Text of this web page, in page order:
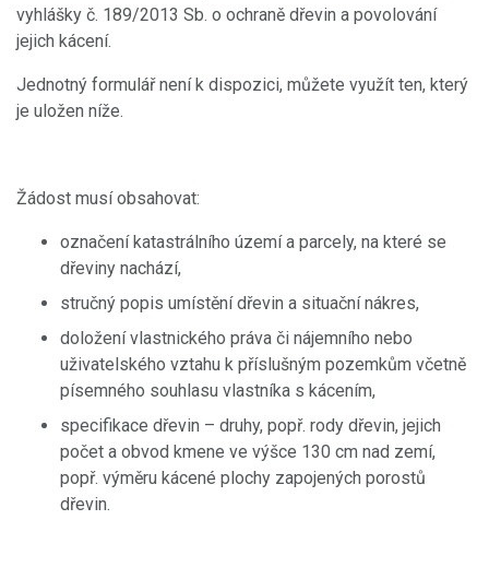
vyhlášky č. 189/2013 Sb. o ochraně dřevin a povolování
jejich kácení.
Jednotný formulář není k dispozici, můžete využít ten, který
je uložen níže.
Žádost musí obsahovat:
označení katastrálního území a parcely, na které se
dřeviny nachází,
stručný popis umístění dřevin a situační nákres,
doložení vlastnického práva či nájemního nebo
uživatelského vztahu k příslušným pozemkům včetně
písemného souhlasu vlastníka s kácením,
specifikace dřevin – druhy, popř. rody dřevin, jejich
počet a obvod kmene ve výšce 130 cm nad zemí,
popř. výměru kácené plochy zapojených porostů
dřevin.